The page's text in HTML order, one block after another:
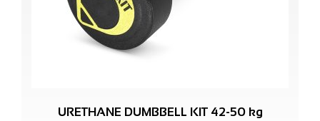
URETHANE DUMBBELL KIT 42-50 kg